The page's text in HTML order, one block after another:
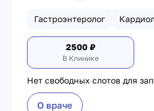
Гастроэнтеролог
2500 ₽
В Клинике
Нет свободных слотов для
О враче